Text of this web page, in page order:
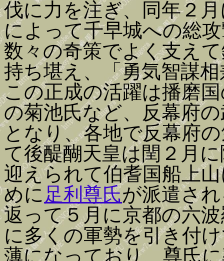
伐に力を注ぎ、同年２
によって千早城への総
数々の奇策でよく支え
持ち堪え、「勇気智謀
この正成の活躍は播磨
の菊池氏など、反幕府
となり、各地で反幕府
て後醍醐天皇は閏２月
迎えられて伯耆国船上
めに足利尊氏が派遣さ
返って５月に京都の六
に多くの軍勢を引き付
薄になっており、尊氏